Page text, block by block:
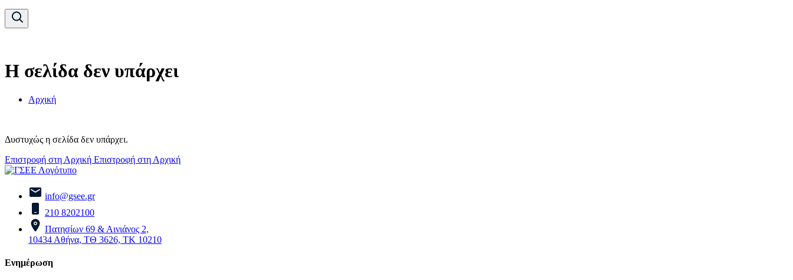
Η σελίδα δεν υπάρχει
Αρχική
Δυστυχώς η σελίδα δεν υπάρχει.
Επιστροφή στη Αρχική Επιστροφή στη Αρχική
info@gsee.gr
210 8202100
Πατησίων 69 & Αινιάνος 2,
10434 Αθήνα, ΤΘ 3626, ΤΚ 10210
Ενημέρωση